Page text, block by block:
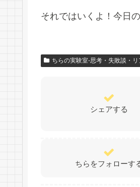
それではいくよ！今日
ちらの実験室-思考・失敗談・
シェアする
ちらをフォローす